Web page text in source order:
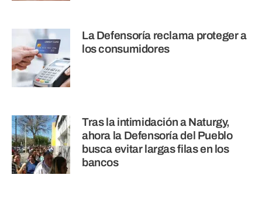
La Defensoría reclama proteger a
los consumidores
Tras la intimidación a Naturgy,
ahora la Defensoría del Pueblo
busca evitar largas filas en los
bancos